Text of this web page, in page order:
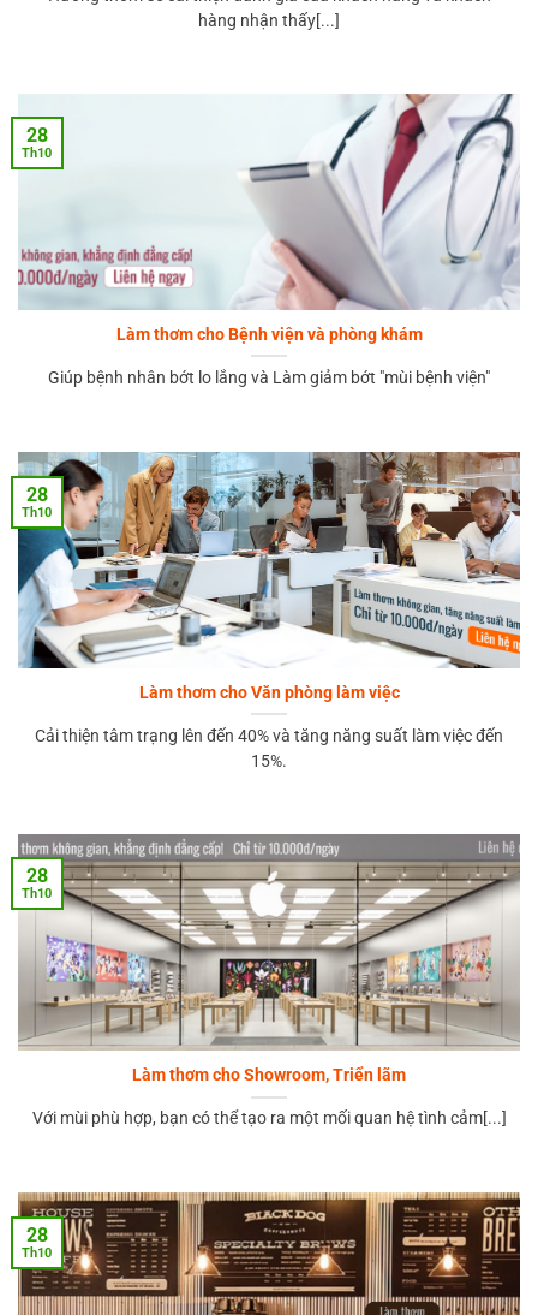
hàng nhận thấy[...]
Làm thơm cho Bệnh viện và phòng khám
Giúp bệnh nhân bớt lo lắng và Làm giảm bớt "mùi bệnh viện"
28
Th10
Làm thơm cho Văn phòng làm việc
Cải thiện tâm trạng lên đến 40% và tăng năng suất làm việc đến
15%.
28
Th10
Làm thơm cho Showroom, Triển lãm
Với mùi phù hợp, bạn có thể tạo ra một mối quan hệ tình cảm[...]
28
Th10
28
Th10